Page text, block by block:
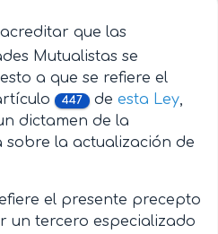
que las
Mutualistas se
a que se refiere el
447 de esta Ley,
dictamen de la
la actualización de
el presente precepto
un tercero especializado